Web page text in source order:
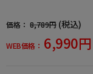
価格： 8,789円 (税込)
WEB価格： 6,990円